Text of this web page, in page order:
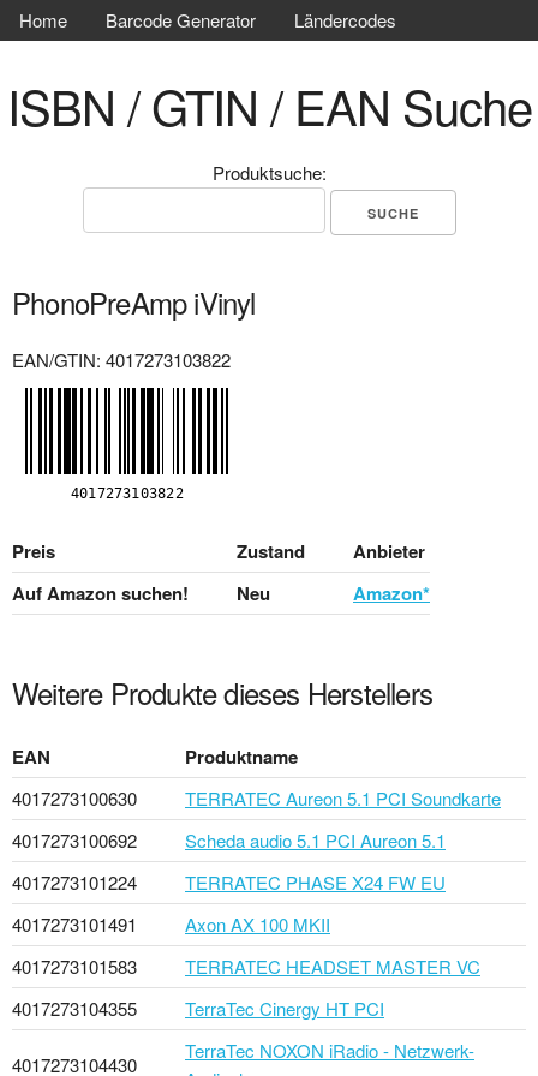
Home Barcode Generator Ländercodes
ISBN / GTIN / EAN Suche
Produktsuche:
PhonoPreAmp iVinyl
EAN/GTIN: 4017273103822
Preis Zustand
Anbieter
Auf Amazon suchen!
Neu Amazon*
Weitere Produkte dieses Herstellers
EAN Produktname
4017273100630
TERRATEC Aureon 5.1 PCI Soundkarte
4017273100692
Scheda audio 5.1 PCI Aureon 5.1
4017273101224
TERRATEC PHASE X24 FW EU
4017273101491
Axon AX 100 MKII
4017273101583
TERRATEC HEADSET MASTER VC
4017273104355
TerraTec Cinergy HT PCI
4017273104430
TerraTec NOXON iRadio - Netzwerk-